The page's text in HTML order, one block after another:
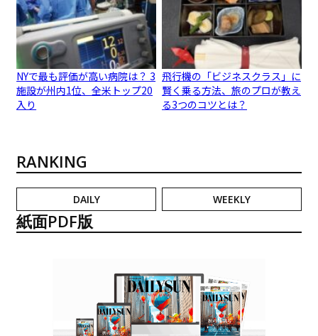
NYで最も評価が高い病院は？ 3
施設が州内1位、全米トップ20
入り
飛行機の「ビジネスクラス」に
賢く乗る方法、旅のプロが教え
る3つのコツとは？
RANKING
DAILY WEEKLY
紙面PDF版